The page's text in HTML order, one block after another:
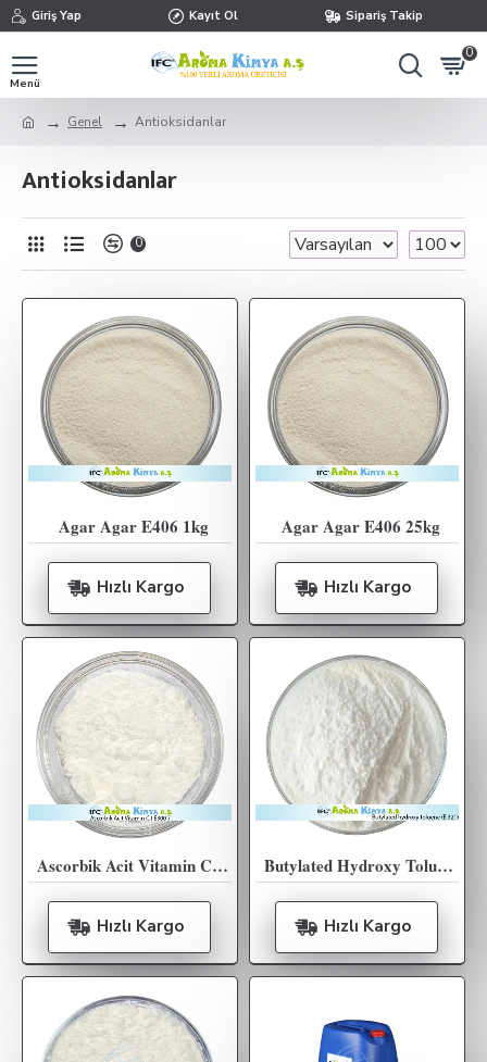
Giriş Yap Kayıt Ol Sipariş Takip
0
Genel Antioksidanlar
Antioksidanlar
0
Agar Agar E406 1kg
Hızlı Kargo
Agar Agar E406 25kg
Hızlı Kargo
Ascorbik Acit Vitamin C ( E300 ) - 25KG
Hızlı Kargo
Butylated Hydroxy Toluene (E 321) 25KG
Hızlı Kargo